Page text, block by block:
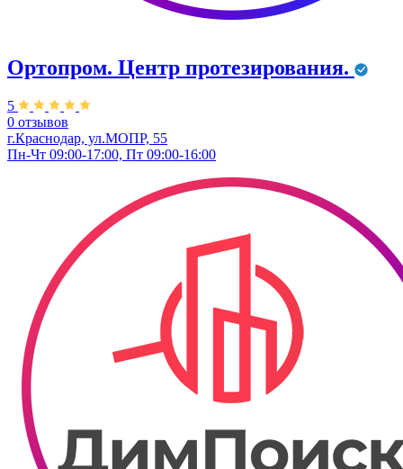
Ортопром. Центр протезирования.
5
0 отзывов
г.Краснодар, ул.МОПР, 55
Пн-Чт 09:00-17:00, Пт 09:00-16:00